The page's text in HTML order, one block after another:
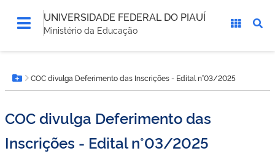
UNIVERSIDADE FEDERAL DO PIAUÍ
Ministério da Educação
está
aqui:Botão Menu
COC divulga Deferimento das Inscrições - Edital n°03/2025
COC divulga Deferimento das
Inscrições - Edital n°03/2025